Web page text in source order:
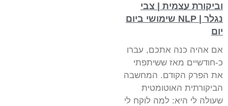
וביקורת עצמית | צבי
נגלר | NLP שימושי ביום
יום
אם אהיה כנה אתכם, עברו
כ-חודשיים מאז ששיתפתי
את הפרק הקודם. המחשבה
הביקורתית האוטומטית
שעולה לי היא: למה לוקח לי